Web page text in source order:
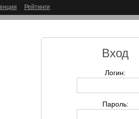
Рейтинги
Вход
Логин:
Пароль: